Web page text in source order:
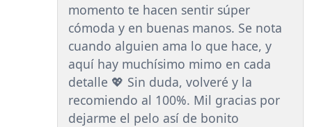
momento te hacen sentir súper
cómoda y en buenas manos. Se nota
cuando alguien ama lo que hace, y
aquí hay muchísimo mimo en cada
detalle 💖 Sin duda, volveré y la
recomiendo al 100%. Mil gracias por
dejarme el pelo así de bonito